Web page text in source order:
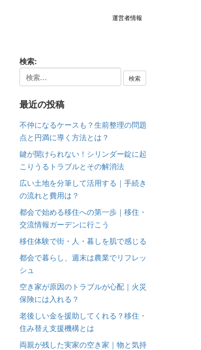
運営者情報
検索:
最近の投稿
不仲になるケースも？生前整理の問題
点と円満に導く方法とは？
鍵が開けられない！シリンダー錠に起
こりうるトラブルとその解消法
広い土地を分筆して活用する｜手続き
の流れと費用は？
都会で始める移住への第一歩｜移住・
交流情報ガーデンに行こう
移住体験で街・人・暮しを肌で感じる
都会で暮らし、週末は農業でリフレッ
シュ
空き家が原因のトラブルが心配｜火災
保険には入れる？
老後しい金を援助してくれる？移住・
住み替え支援機構とは
両親が残した実家の空き家｜物と気持